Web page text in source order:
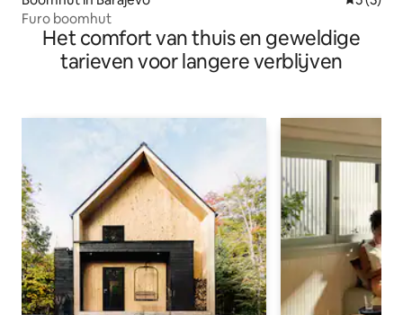
Furo boomhut
Het comfort van thuis en geweldige
tarieven voor langere verblijven